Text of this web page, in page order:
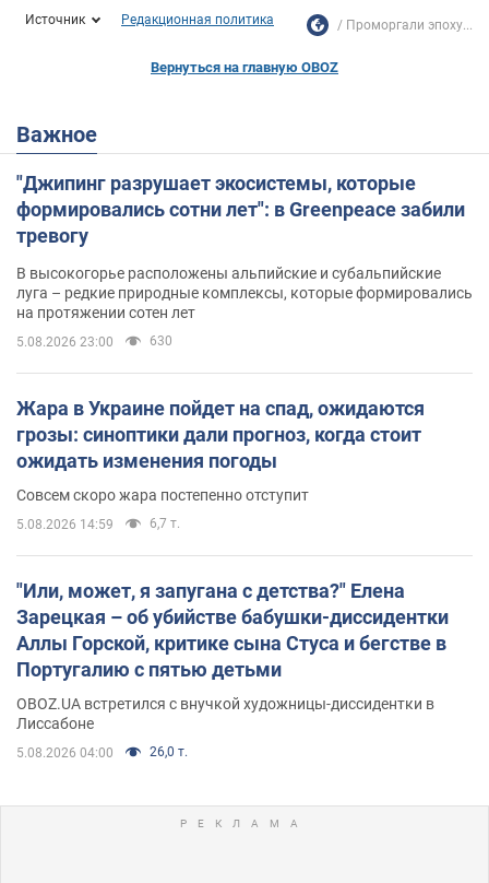
Источник Редакционная политика Проморгали эпоху...
Вернуться на главную OBOZ
Важное
"Джипинг разрушает экосистемы, которые
формировались сотни лет": в Greenpeace забили
тревогу
В высокогорье расположены альпийские и субальпийские
луга – редкие природные комплексы, которые формировались
на протяжении сотен лет
5.08.2026 23:00 630
Жара в Украине пойдет на спад, ожидаются
грозы: синоптики дали прогноз, когда стоит
ожидать изменения погоды
Совсем скоро жара постепенно отступит
5.08.2026 14:59 6,7 т.
"Или, может, я запугана с детства?" Елена
Зарецкая – об убийстве бабушки-диссидентки
Аллы Горской, критике сына Стуса и бегстве в
Португалию с пятью детьми
OBOZ.UA встретился с внучкой художницы-диссидентки в
Лиссабоне
5.08.2026 04:00 26,0 т.